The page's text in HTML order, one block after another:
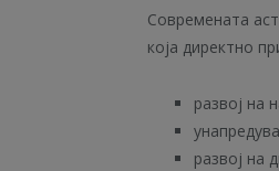
Современата
која директно
развој на
развој на